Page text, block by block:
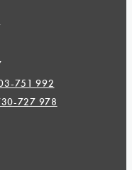
751 992
727 978